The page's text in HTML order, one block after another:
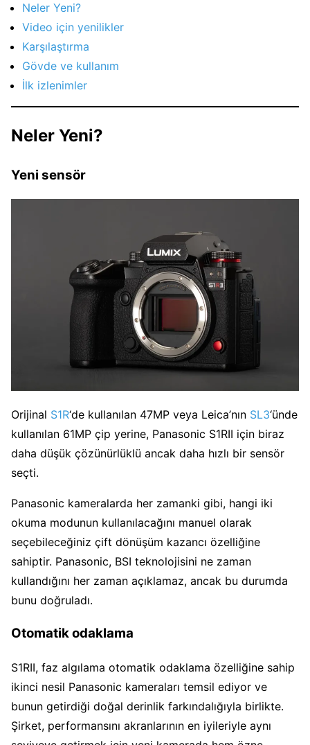
Neler Yeni?
Video için yenilikler
Karşılaştırma
Gövde ve kullanım
İlk izlenimler
Neler Yeni?
Yeni sensör
Orijinal S1R‘de kullanılan 47MP veya Leica’nın SL3‘ünde
kullanılan 61MP çip yerine, Panasonic S1RII için biraz
daha düşük çözünürlüklü ancak daha hızlı bir sensör
seçti.
Panasonic kameralarda her zamanki gibi, hangi iki
okuma modunun kullanılacağını manuel olarak
seçebileceğiniz çift dönüşüm kazancı özelliğine
sahiptir. Panasonic, BSI teknolojisini ne zaman
kullandığını her zaman açıklamaz, ancak bu durumda
bunu doğruladı.
Otomatik odaklama
S1RII, faz algılama otomatik odaklama özelliğine sahip
ikinci nesil Panasonic kameraları temsil ediyor ve
bunun getirdiği doğal derinlik farkındalığıyla birlikte.
Şirket, performansını akranlarının en iyileriyle aynı